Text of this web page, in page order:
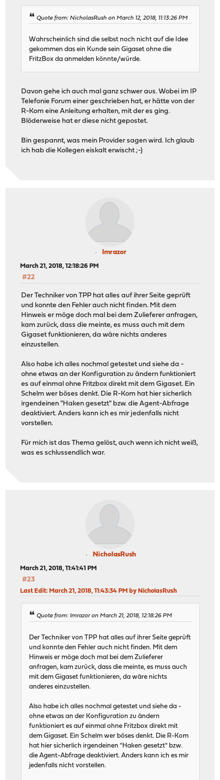
Quote from: NicholasRush on March 12, 2018, 11:13:26 PM
Wahrscheinlich sind die selbst noch nicht auf die Idee
gekommen das ein Kunde sein Gigaset ohne die
FritzBox da anmelden könnte/würde.
Davon gehe ich auch mal ganz schwer aus. Wobei im IP
Telefonie Forum einer geschrieben hat, er hätte von der
R-Kom eine Anleitung erhalten, mit der es ging.
Blöderweise hat er diese nicht gepostet.
Bin gespannt, was mein Provider sagen wird. Ich glaub
ich hab die Kollegen eiskalt erwischt ;-)
Imrazor
March 21, 2018, 12:18:26 PM
#22
Der Techniker von TPP hat alles auf ihrer Seite geprüft
und konnte den Fehler auch nicht finden. Mit dem
Hinweis er möge doch mal bei dem Zulieferer anfragen,
kam zurück, dass die meinte, es muss auch mit dem
Gigaset funktionieren, da wäre nichts anderes
einzustellen.
Also habe ich alles nochmal getestet und siehe da -
ohne etwas an der Konfiguration zu ändern funktioniert
es auf einmal ohne Fritzbox direkt mit dem Gigaset. Ein
Schelm wer böses denkt. Die R-Kom hat hier sicherlich
irgendeinen "Haken gesetzt" bzw. die Agent-Abfrage
deaktiviert. Anders kann ich es mir jedenfalls nicht
vorstellen.
Für mich ist das Thema gelöst, auch wenn ich nicht weiß,
was es schlussendlich war.
NicholasRush
March 21, 2018, 11:41:41 PM
#23
Last Edit: March 21, 2018, 11:43:34 PM by NicholasRush
Quote from: Imrazor on March 21, 2018, 12:18:26 PM
Der Techniker von TPP hat alles auf ihrer Seite geprüft
und konnte den Fehler auch nicht finden. Mit dem
Hinweis er möge doch mal bei dem Zulieferer
anfragen, kam zurück, dass die meinte, es muss auch
mit dem Gigaset funktionieren, da wäre nichts
anderes einzustellen.
Also habe ich alles nochmal getestet und siehe da -
ohne etwas an der Konfiguration zu ändern
funktioniert es auf einmal ohne Fritzbox direkt mit
dem Gigaset. Ein Schelm wer böses denkt. Die R-Kom
hat hier sicherlich irgendeinen "Haken gesetzt" bzw.
die Agent-Abfrage deaktiviert. Anders kann ich es mir
jedenfalls nicht vorstellen.